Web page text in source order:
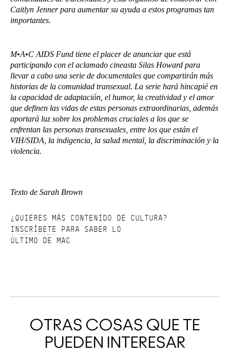
Caitlyn Jenner para aumentar su ayuda a estos programas tan
importantes.
M•A•C AIDS Fund tiene el placer de anunciar que está
participando con el aclamado cineasta Silas Howard para
llevar a cabo una serie de documentales que compartirán más
historias de la comunidad transexual. La serie hará hincapié en
la capacidad de adaptación, el humor, la creatividad y el amor
que definen las vidas de estas personas extraordinarias, además
aportará luz sobre los problemas cruciales a los que se
enfrentan las personas transexuales, entre los que están el
VIH/SIDA, la indigencia, la salud mental, la discriminación y la
violencia.
Texto de Sarah Brown
¿QUIERES MÁS CONTENIDO DE CULTURA?
INSCRÍBETE PARA SABER LO
ÚLTIMO DE MAC
OTRAS COSAS QUE TE
PUEDEN INTERESAR